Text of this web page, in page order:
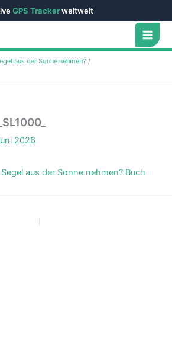
GPS Trackerweltweit
aus der Sonne nehmen?
2026